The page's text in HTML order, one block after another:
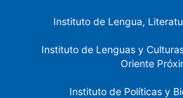
Instituto de Lengua,
Instituto de Lenguas y
Oriente
Instituto de Políticas y